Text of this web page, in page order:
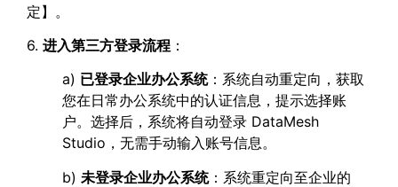
定】。
6. 进入第三方登录流程 ：
a) 已登录企业办公系统：系统自动重定向，获取
您在日常办公系统中的认证信息，提示选择账
户。选择后，系统将自动登录 DataMesh
Studio，无需手动输入账号信息。
b) 未登录企业办公系统：系统重定向至企业的